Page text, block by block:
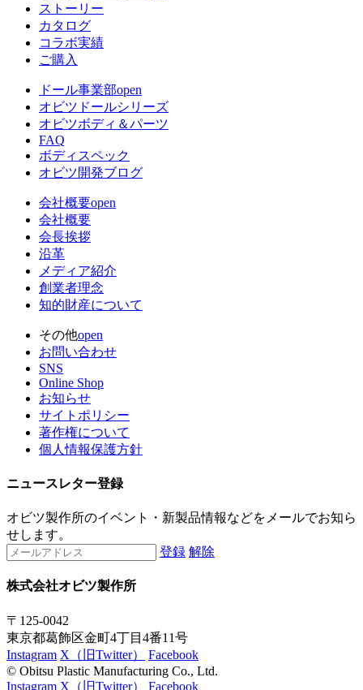
ストーリー
カタログ
コラボ実績
ご購入
ドール事業部open
オビツドールシリーズ
オビツボディ＆パーツ
FAQ
ボディスペック
オビツ開発ブログ
会社概要open
会社概要
会長挨拶
沿革
メディア紹介
創業者理念
知的財産について
その他open
お問い合わせ
SNS
Online Shop
お知らせ
サイトポリシー
著作権について
個人情報保護方針
ニュースレター登録
オビツ製作所のイベント・新製品情報などをメールでお知ら
せします。
登録 解除
株式会社オビツ製作所
〒125-0042
東京都葛飾区金町4丁目4番11号
Instagram X（旧Twitter）
Facebook
© Obitsu Plastic Manufacturing Co., Ltd.
Instagram X（旧Twitter） Facebook